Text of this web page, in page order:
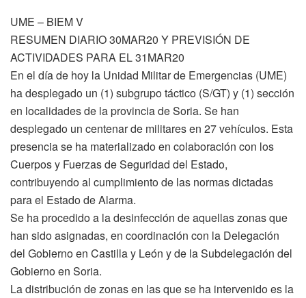
UME – BIEM V
RESUMEN DIARIO 30MAR20 Y PREVISIÓN DE
ACTIVIDADES PARA EL 31MAR20
En el día de hoy la Unidad Militar de Emergencias (UME)
ha desplegado un (1) subgrupo táctico (S/GT) y (1) sección
en localidades de la provincia de Soria. Se han
desplegado un centenar de militares en 27 vehículos. Esta
presencia se ha materializado en colaboración con los
Cuerpos y Fuerzas de Seguridad del Estado,
contribuyendo al cumplimiento de las normas dictadas
para el Estado de Alarma.
Se ha procedido a la desinfección de aquellas zonas que
han sido asignadas, en coordinación con la Delegación
del Gobierno en Castilla y León y de la Subdelegación del
Gobierno en Soria.
La distribución de zonas en las que se ha intervenido es la